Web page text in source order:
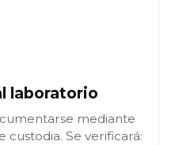
laboratorio
mediante
Se verificará: